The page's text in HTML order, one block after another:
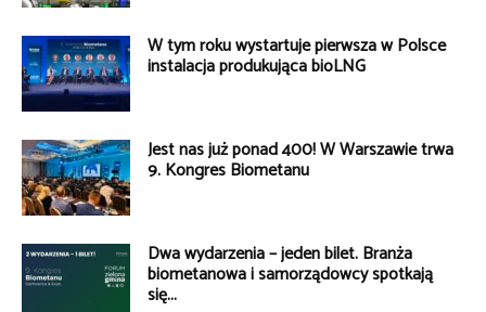
W tym roku wystartuje pierwsza w Polsce
instalacja produkująca bioLNG
Jest nas już ponad 400! W Warszawie trwa
9. Kongres Biometanu
Dwa wydarzenia – jeden bilet. Branża
biometanowa i samorządowcy spotkają
się...